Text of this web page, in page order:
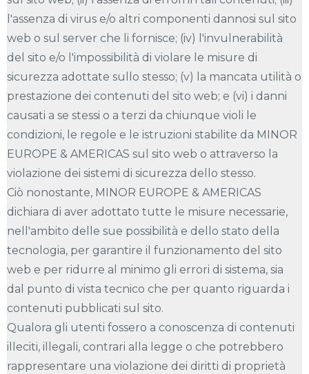
l'assenza di virus e/o altri componenti dannosi sul sito
web o sul server che li fornisce; (iv) l'invulnerabilità
del sito e/o l'impossibilità di violare le misure di
sicurezza adottate sullo stesso; (v) la mancata utilità o
prestazione dei contenuti del sito web; e (vi) i danni
causati a se stessi o a terzi da chiunque violi le
condizioni, le regole e le istruzioni stabilite da MINOR
EUROPE & AMERICAS sul sito web o attraverso la
violazione dei sistemi di sicurezza dello stesso.
Ciò nonostante, MINOR EUROPE & AMERICAS
dichiara di aver adottato tutte le misure necessarie,
nell'ambito delle sue possibilità e dello stato della
tecnologia, per garantire il funzionamento del sito
web e per ridurre al minimo gli errori di sistema, sia
dal punto di vista tecnico che per quanto riguarda i
contenuti pubblicati sul sito.
Qualora gli utenti fossero a conoscenza di contenuti
illeciti, illegali, contrari alla legge o che potrebbero
rappresentare una violazione dei diritti di proprietà